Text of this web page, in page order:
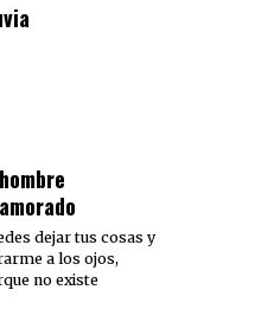
dejar tus cosas y
a los ojos,
no existe